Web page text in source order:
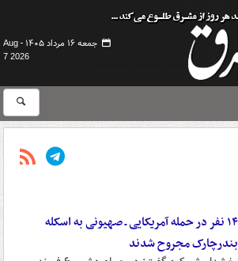
جمعه ۱۶ مرداد ۱۴۰۵ -
Aug
7 2026
۱۴ نفر در حمله آمریکایی ـ صهیونی به اسکله
بندرچارک مجروح شدند